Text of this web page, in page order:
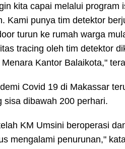
kita capai melalui program
Kami punya tim detektor
turun ke rumah warga
tracing oleh tim detektor
Kantor Balaikota,"
Covid 19 di Makassar
sisa dibawah 200 perhari.
KM Umsini beroperasi
mengalami penurunan,"